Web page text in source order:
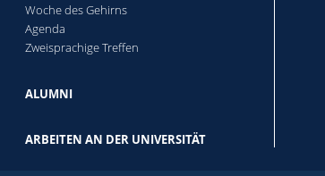
Woche des Gehirns
Agenda
Zweisprachige Treffen
ALUMNI
ARBEITEN AN DER UNIVERSITÄT